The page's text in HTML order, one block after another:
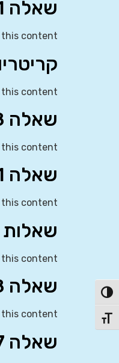
הפעל/כבה ניגודיות גבוהה
מתג גודל גופן
שאלה 11
this content
this content
שאלה 8
this content
שאלה 81 – סיכון שיטתי ולא שיטתי
this content
שאלות 89-90
this content
שאלה 88
this content
שאלה 87 – שילוב SML עם מודל גורדון